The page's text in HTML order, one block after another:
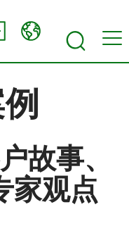
故事、
家观点